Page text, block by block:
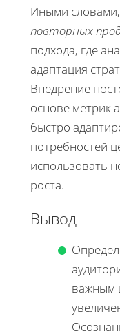
Иными
повторных
подхода, где
адаптация
Внедрение
основе метрик
быстро
потребностей
использовать
роста.
Вывод
важным